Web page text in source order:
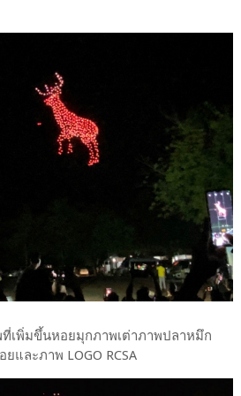
เพิ่มขึ้นหอยมุกภาพเต่าภาพปลาหมึก
และภาพ LOGO RCSA